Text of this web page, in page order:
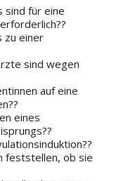
sind für eine
zu einer
sind wegen
auf eine
eines
feststellen, ob sie